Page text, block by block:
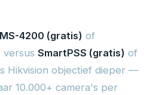
4200 (gratis) of
versus SmartPSS (gratis) of
Hikvision objectief dieper —
10.000+ camera's per